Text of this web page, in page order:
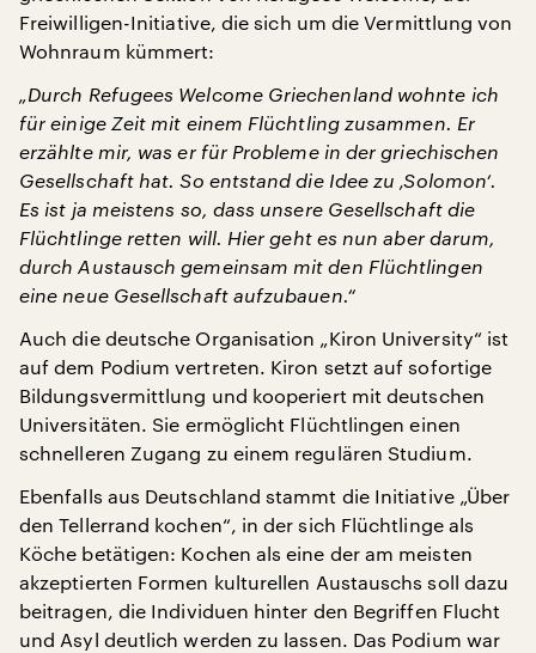
Freiwilligen-Initiative, die sich um die Vermittlung von
Wohnraum kümmert:
„Durch Refugees Welcome Griechenland wohnte ich
für einige Zeit mit einem Flüchtling zusammen. Er
erzählte mir, was er für Probleme in der griechischen
Gesellschaft hat. So entstand die Idee zu ‚Solomon‘.
Es ist ja meistens so, dass unsere Gesellschaft die
Flüchtlinge retten will. Hier geht es nun aber darum,
durch Austausch gemeinsam mit den Flüchtlingen
eine neue Gesellschaft aufzubauen.“
Auch die deutsche Organisation „Kiron University“ ist
auf dem Podium vertreten. Kiron setzt auf sofortige
Bildungsvermittlung und kooperiert mit deutschen
Universitäten. Sie ermöglicht Flüchtlingen einen
schnelleren Zugang zu einem regulären Studium.
Ebenfalls aus Deutschland stammt die Initiative „Über
den Tellerrand kochen“, in der sich Flüchtlinge als
Köche betätigen: Kochen als eine der am meisten
akzeptierten Formen kulturellen Austauschs soll dazu
beitragen, die Individuen hinter den Begriffen Flucht
und Asyl deutlich werden zu lassen. Das Podium war